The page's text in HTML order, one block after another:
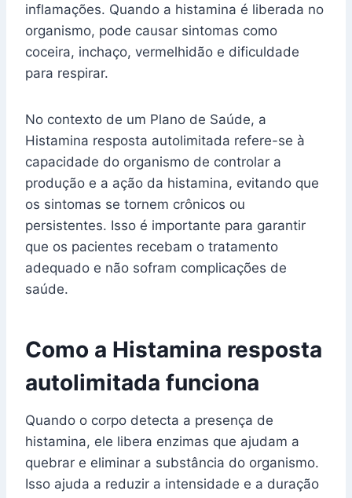
inflamações. Quando a histamina é liberada no
organismo, pode causar sintomas como
coceira, inchaço, vermelhidão e dificuldade
para respirar.
No contexto de um Plano de Saúde, a
Histamina resposta autolimitada refere-se à
capacidade do organismo de controlar a
produção e a ação da histamina, evitando que
os sintomas se tornem crônicos ou
persistentes. Isso é importante para garantir
que os pacientes recebam o tratamento
adequado e não sofram complicações de
saúde.
Como a Histamina resposta
autolimitada funciona
Quando o corpo detecta a presença de
histamina, ele libera enzimas que ajudam a
quebrar e eliminar a substância do organismo.
Isso ajuda a reduzir a intensidade e a duração